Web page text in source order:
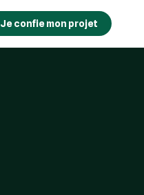
Je confie mon projet